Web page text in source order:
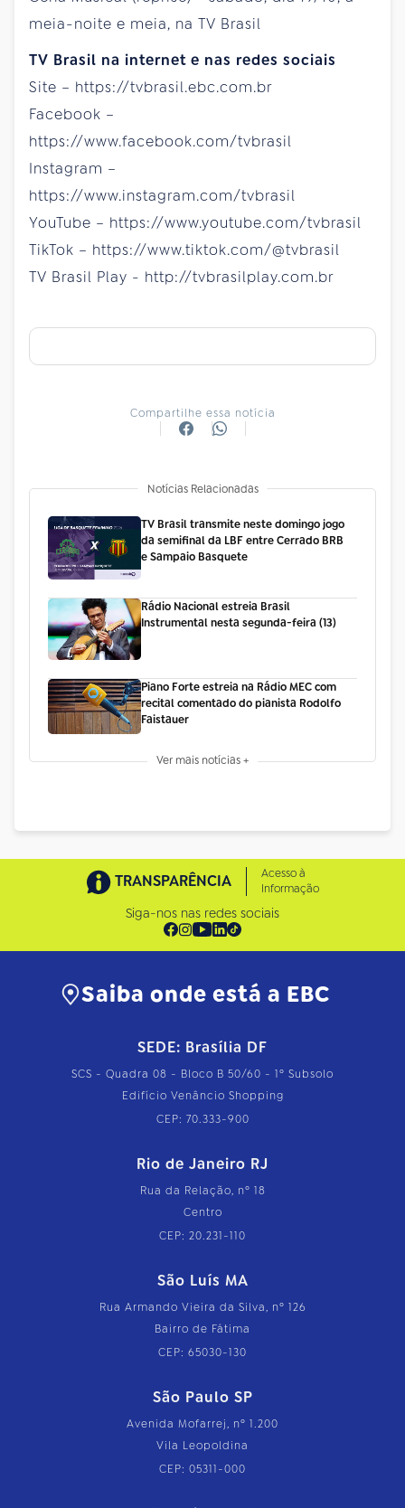
meia-noite e meia, na TV Brasil
TV Brasil na internet e nas redes sociais
Site – https://tvbrasil.ebc.com.br
Facebook –
https://www.facebook.com/tvbrasil
Instagram –
https://www.instagram.com/tvbrasil
YouTube – https://www.youtube.com/tvbrasil
TikTok – https://www.tiktok.com/@tvbrasil
TV Brasil Play - http://tvbrasilplay.com.br
Compartilhe essa notícia
Notícias Relacionadas
TV Brasil transmite neste domingo jogo
da semifinal da LBF entre Cerrado BRB
e Sampaio Basquete
Rádio Nacional estreia Brasil
Instrumental nesta segunda-feira (13)
Piano Forte estreia na Rádio MEC com
recital comentado do pianista Rodolfo
Faistauer
Ver mais notícias +
TRANSPARÊNCIA
Acesso à
Informação
Siga-nos nas redes sociais
Saiba onde está a EBC
SEDE: Brasília DF
SCS - Quadra 08 - Bloco B 50/60 - 1º Subsolo
Edifício Venâncio Shopping
CEP: 70.333-900
Rio de Janeiro RJ
Rua da Relação, nº 18
Centro
CEP: 20.231-110
São Luís MA
Rua Armando Vieira da Silva, nº 126
Bairro de Fátima
CEP: 65030-130
São Paulo SP
Avenida Mofarrej, nº 1.200
Vila Leopoldina
CEP: 05311-000